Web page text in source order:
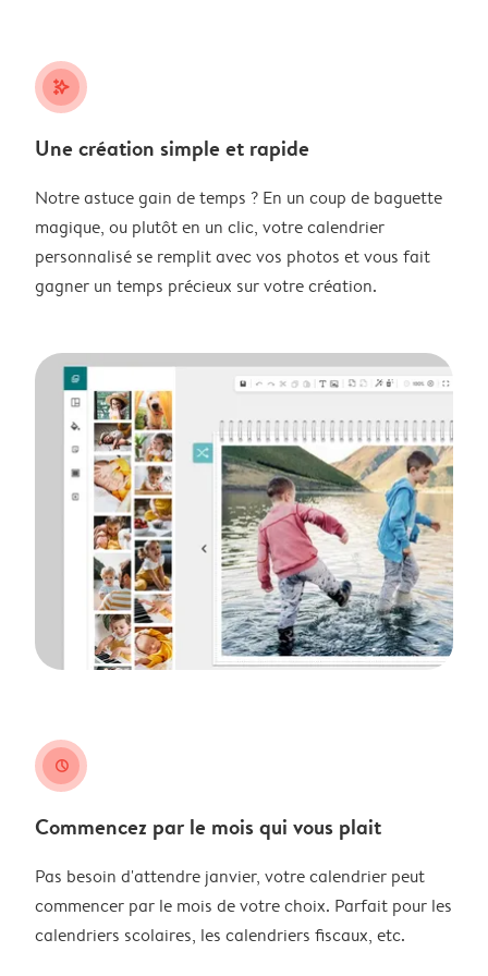
stars_plus
Une création simple et rapide
Notre astuce gain de temps ? En un coup de baguette
magique, ou plutôt en un clic, votre calendrier
personnalisé se remplit avec vos photos et vous fait
gagner un temps précieux sur votre création.
clock
Commencez par le mois qui vous plait
Pas besoin d'attendre janvier, votre calendrier peut
commencer par le mois de votre choix. Parfait pour les
calendriers scolaires, les calendriers fiscaux, etc.